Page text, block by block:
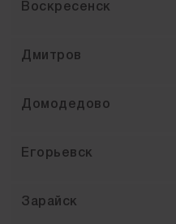
Воскресенск
Дмитров
Домодедово
Егорьевск
Зарайск